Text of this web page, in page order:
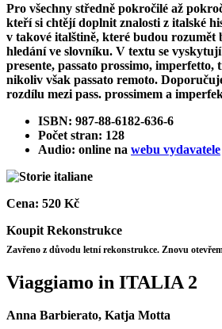
Pro všechny středně pokročilé až
kteří si chtějí doplnit znalosti z italské
v takové italštině, které budou rozumět
hledání ve slovníku. V textu se vyskytují
presente, passato prossimo, imperfetto,
nikoliv však passato remoto.
rozdílu mezi pass. prossimem a
ISBN: 987-88-6182-636-6
Počet stran: 128
Audio: online na webu vydavatele
Cena: 520 Kč
Koupit Rekonstrukce
Zavřeno z důvodu letní rekonstrukce. Znovu
Viaggiamo in ITALIA 2
Anna Barbierato, Katja Motta